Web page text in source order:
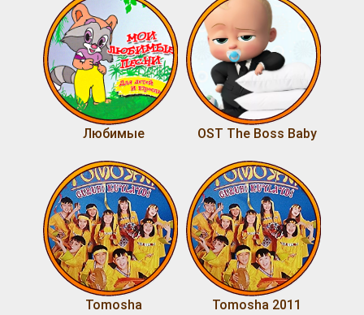
Любимые OST The Boss Baby
Tomosha Tomosha 2011